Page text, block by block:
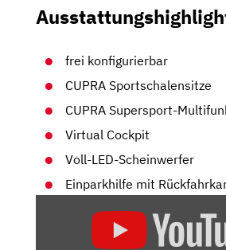
frei konfigurierbar
CUPRA Sportschalensitze
CUPRA Supersport-
Virtual Cockpit
Voll-LED-Scheinwerfer
Einparkhilfe mit
FORMENTOR